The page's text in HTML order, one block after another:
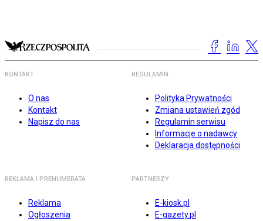
KONTAKT
O nas
Kontakt
Napisz do nas
REGULAMIN
Polityka Prywatności
Zmiana ustawień zgód
Regulamin serwisu
Informacje o nadawcy
Deklaracja dostępności
REKLAMA I PRENUMERATA
Reklama
Ogłoszenia
PARTNERZY
E-kiosk.pl
E-gazety.pl